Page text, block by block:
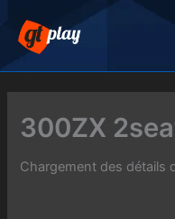
contenu
300ZX
Chargement des détails